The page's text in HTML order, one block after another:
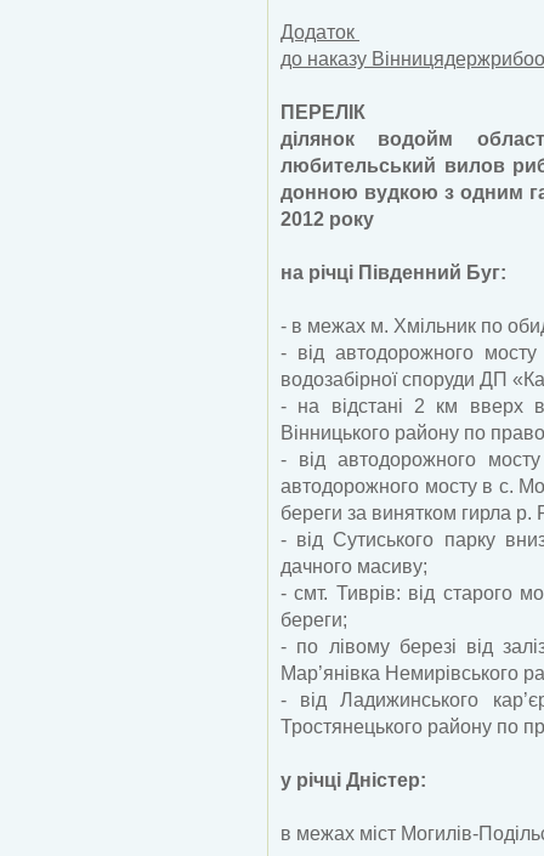
Додаток
до наказу
ПЕРЕЛІК
ділянок водойм
любительський вилов
донною вудкою з одним
2012 року
на річці Південний Буг:
- в межах м. Хмільник по
- від автодорожного
водозабірної споруди ДП
- на відстані 2 км вверх
Вінницького району по
- від автодорожного
автодорожного мосту в с.
береги за винятком гирла р.
- від Сутиського парку
дачного масиву;
- смт. Тиврів: від старого
береги;
- по лівому березі від
Мар’янівка Немирівського
- від Ладижинського
Тростянецького району по
у річці Дністер:
в межах міст Могилів-